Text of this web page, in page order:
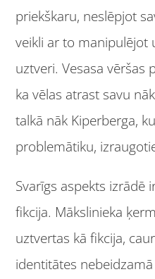
priekškaru, neslēpjot
veikli ar to manipulējot
uztveri. Vesasa vēršas
ka vēlas atrast savu
talkā nāk Kiperberga,
problemātiku,
Svarīgs aspekts izrādē
fikcija. Mākslinieka
uztvertas kā fikcija,
identitātes